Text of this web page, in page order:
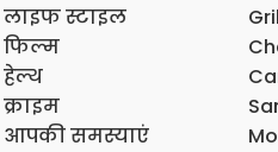
लाइफ स्टाइल
फिल्म
हेल्थ
क्राइम
आपकी समस्याएं